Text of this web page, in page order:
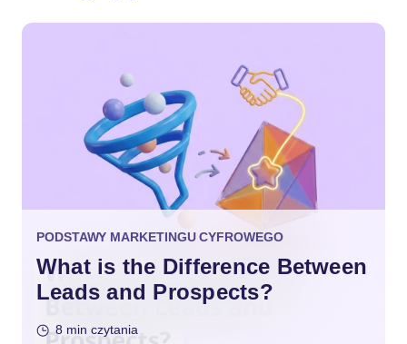
PODSTAWY MARKETINGU CYFROWEGO
What is the Difference Between
Leads and Prospects?
8 min czytania